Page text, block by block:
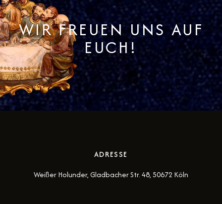
WIR FREUEN UNS AUF
EUCH!
ADRESSE
Weißer Holunder, Gladbacher Str. 48, 50672 Köln